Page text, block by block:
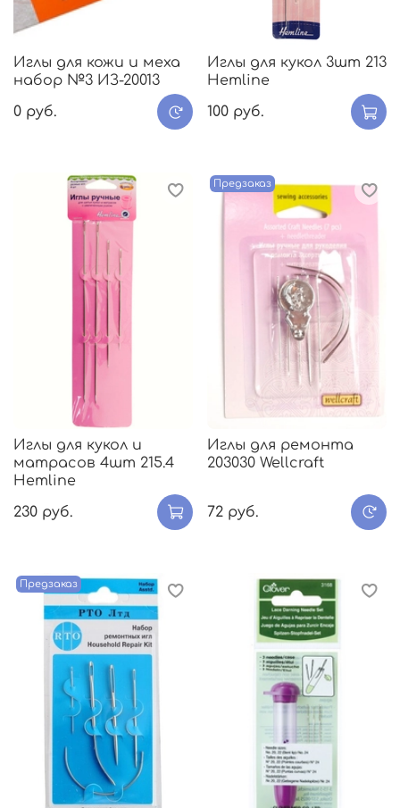
Иглы для кожи и меха
набор №3 ИЗ-20013
0 руб.
Иглы для кукол 3шт 213
Hemline
100 руб.
Иглы для кукол и
матрасов 4шт 215.4
Hemline
230 руб.
Предзаказ
Иглы для ремонта
203030 Wellcraft
72 руб.
Предзаказ